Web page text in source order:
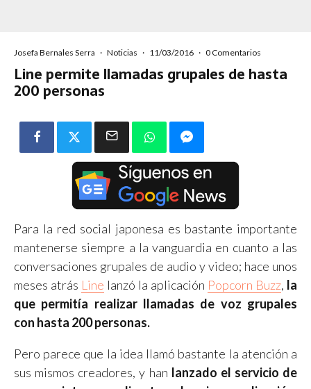
Josefa Bernales Serra · Noticias · 11/03/2016 · 0 Comentarios
Line permite llamadas grupales de hasta
200 personas
Para la red social japonesa es bastante importante
mantenerse siempre a la vanguardia en cuanto a las
conversaciones grupales de audio y video; hace unos
meses atrás Line lanzó la aplicación Popcorn Buzz, la
que permitía realizar llamadas de voz grupales
con hasta 200 personas.
Pero parece que la idea llamó bastante la atención a
sus mismos creadores, y han lanzado el servicio de